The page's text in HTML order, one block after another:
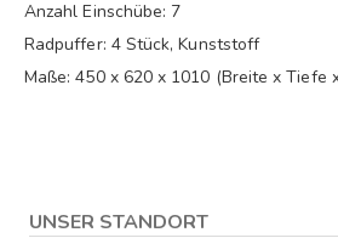
Anzahl Einschübe: 7
Radpuffer: 4 Stück, Kunststoff
Maße: 450 x 620 x 1010 (Breite x Tiefe
UNSER STANDORT